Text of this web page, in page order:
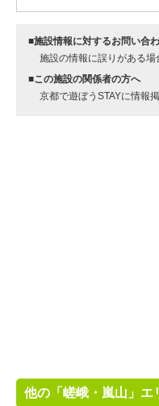
■施設情報に対するお問い合
施設の情報に誤りがある
■この施設の関係者の方へ
京都で遊ぼうSTAYに情報
他の「嵯峨・嵐山」エ